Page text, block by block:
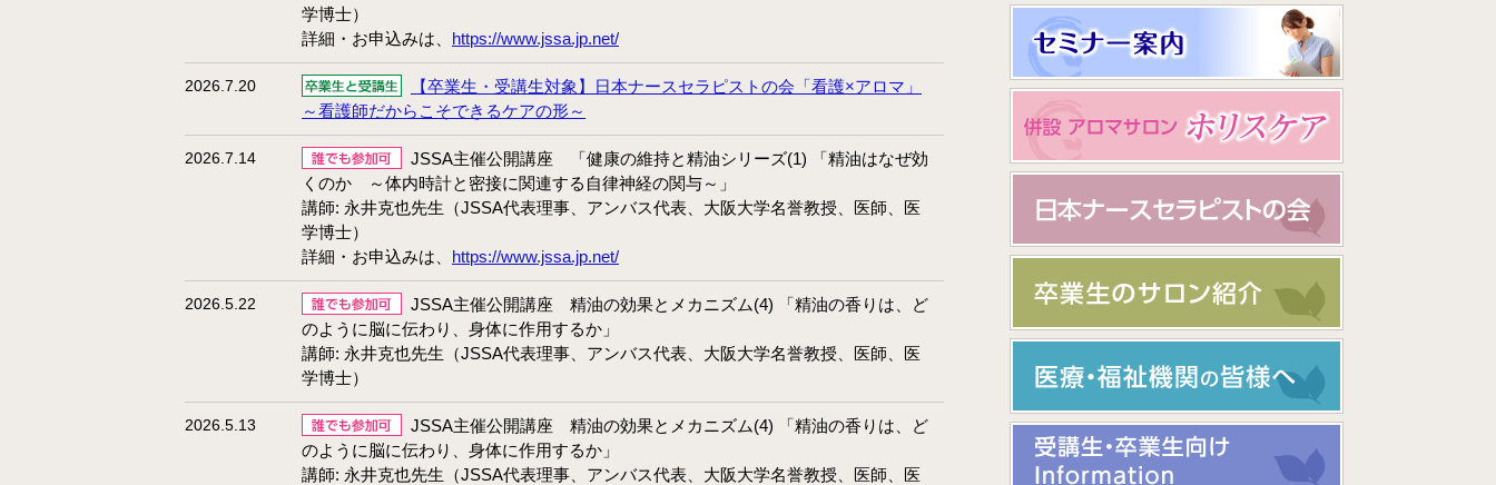
学博士）
詳細・お申込みは、 https://www.jssa.jp.net/
2026.7.20
【卒業生・受講生対象】日本ナースセラピストの会「看護×アロマ」
～看護師だからこそできるケアの形～
2026.7.14
JSSA主催公開講座 「健康の維持と精油シリーズ(1) 「精油はなぜ効
くのか ～体内時計と密接に関連する自律神経の関与～」
講師: 永井克也先生（JSSA代表理事、アンバス代表、大阪大学名誉教授、医師、医
学博士）
詳細・お申込みは、 https://www.jssa.jp.net/
2026.5.22
JSSA主催公開講座 精油の効果とメカニズム(4) 「精油の香りは、ど
のように脳に伝わり、身体に作用するか」
講師: 永井克也先生（JSSA代表理事、アンバス代表、大阪大学名誉教授、医師、医
学博士）
2026.5.13
JSSA主催公開講座 精油の効果とメカニズム(4) 「精油の香りは、ど
のように脳に伝わり、身体に作用するか」
講師: 永井克也先生（JSSA代表理事、アンバス代表、大阪大学名誉教授、医師、医
卒業生の活動
医療福祉現場のアロマ
卒業生の医療福祉への導入例
病院のアロマ施術日誌